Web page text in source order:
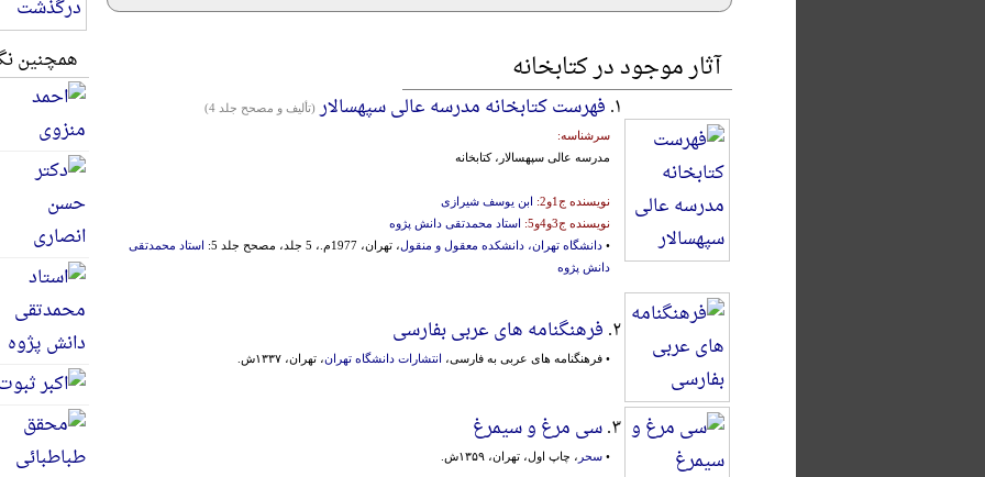
آثار موجود در کتابخانه
۱. فهرست کتابخانه مدرسه عالی سپهسالار (تألیف و مصحح جلد 4)
سرشناسه:
مدرسه عالی سپهسالار، کتابخانه
نویسنده ج1و2:
ابن یوسف شیرازی
نویسنده ج3و4و5:
استاد محمدتقی دانش پژوه
• دانشگاه تهران، دانشکده معقول و منقول، تهران، 1977م.، 5 جلد، مصحح جلد 5:
استاد محمدتقی
دانش پژوه
۲. فرهنگنامه های عربی بفارسی
• فرهنگنامه های عربی به فارسی، انتشارات دانشگاه تهران، تهران، ۱۳۳۷ش.
۳. سی مرغ و سیمرغ
• سحر ، چاپ اول، تهران، ۱۳۵۹ش.
همچنین